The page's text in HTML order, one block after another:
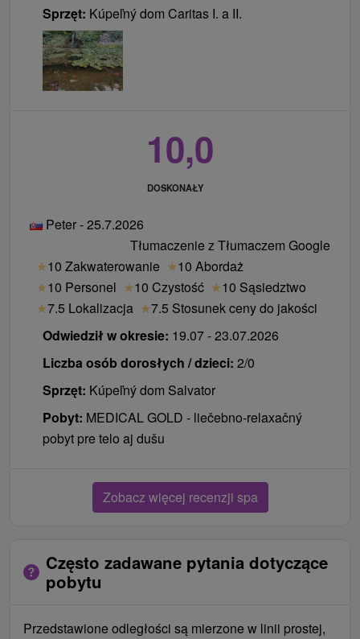
Sprzęt: Kúpeľný dom Caritas I. a II.
10,0
DOSKONAŁY
Peter - 25.7.2026
Tłumaczenie z Tłumaczem Google
★10 Zakwaterowanie ★10 Abordaż
★10 Personel ★10 Czystość ★10 Sąsiedztwo
★7.5 Lokalizacja ★7.5 Stosunek ceny do jakości
Odwiedził w okresie: 19.07 - 23.07.2026
Liczba osób dorosłych / dzieci: 2/0
Sprzęt: Kúpeľný dom Salvator
Pobyt: MEDICAL GOLD - liečebno-relaxačný
pobyt pre telo aj dušu
Zobacz więcej recenzji spa
Często zadawane pytania dotyczące
pobytu
Przedstawione odległości są mierzone w linii prostej,